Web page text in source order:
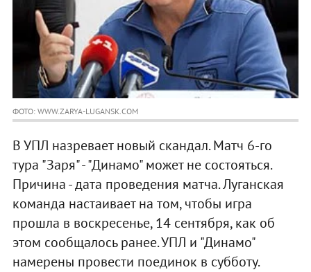
ФОТО: WWW.ZARYA-LUGANSK.COM
В УПЛ назревает новый скандал. Матч 6-го
тура "Заря" - "Динамо" может не состояться.
Причина - дата проведения матча. Луганская
команда настаивает на том, чтобы игра
прошла в воскресенье, 14 сентября, как об
этом сообщалось ранее. УПЛ и "Динамо"
намерены провести поединок в субботу.